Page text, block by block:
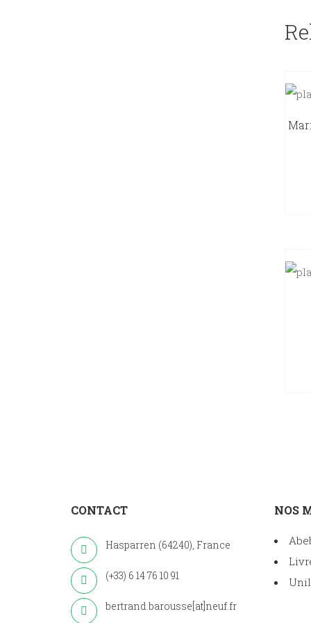
CONTACT
Hasparren (64240), France
(+33) 6 14 76 10 91
bertrand.barousse[at]neuf.fr
NOS